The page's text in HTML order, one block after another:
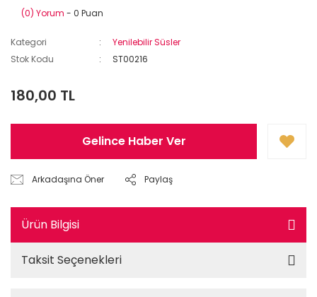
(0) Yorum - 0 Puan
Kategori
Yenilebilir Süsler
Stok Kodu
ST00216
180,00 TL
Gelince Haber Ver
Arkadaşına Öner Paylaş
Ürün Bilgisi
Taksit Seçenekleri